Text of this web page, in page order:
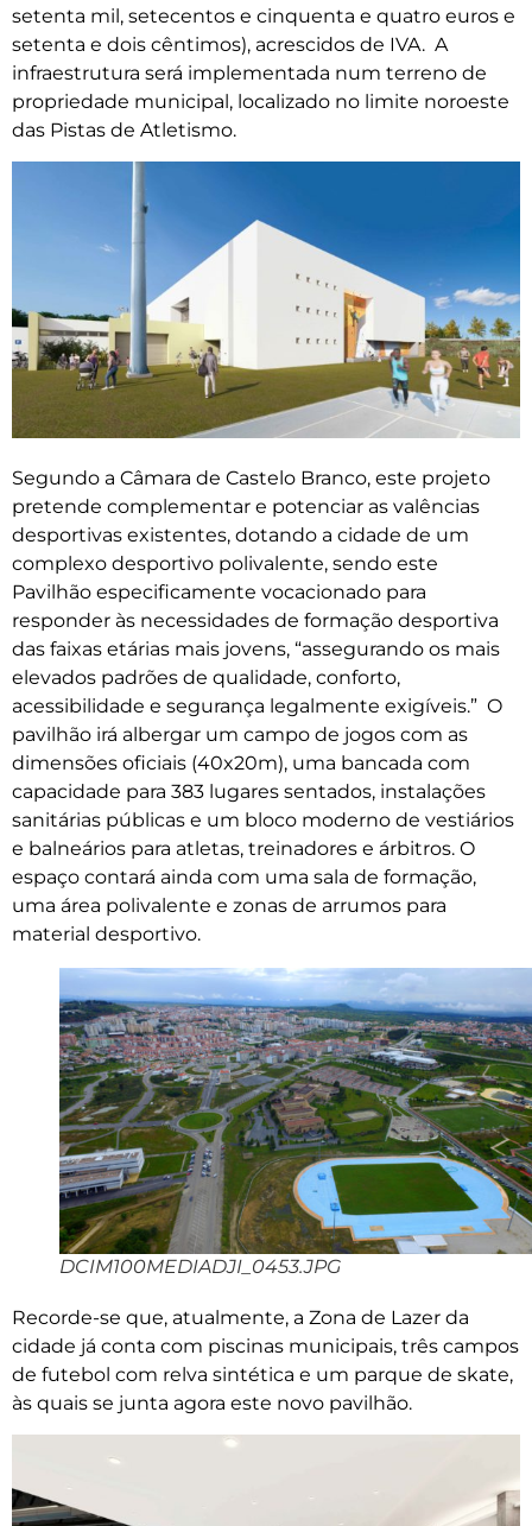
setenta mil, setecentos e cinquenta e quatro euros e
setenta e dois cêntimos), acrescidos de IVA. A
infraestrutura será implementada num terreno de
propriedade municipal, localizado no limite noroeste
das Pistas de Atletismo.
Segundo a Câmara de Castelo Branco, este projeto
pretende complementar e potenciar as valências
desportivas existentes, dotando a cidade de um
complexo desportivo polivalente, sendo este
Pavilhão especificamente vocacionado para
responder às necessidades de formação desportiva
das faixas etárias mais jovens, “assegurando os mais
elevados padrões de qualidade, conforto,
acessibilidade e segurança legalmente exigíveis.” O
pavilhão irá albergar um campo de jogos com as
dimensões oficiais (40x20m), uma bancada com
capacidade para 383 lugares sentados, instalações
sanitárias públicas e um bloco moderno de vestiários
e balneários para atletas, treinadores e árbitros. O
espaço contará ainda com uma sala de formação,
uma área polivalente e zonas de arrumos para
material desportivo.
DCIM100MEDIADJI_0453.JPG
Recorde-se que, atualmente, a Zona de Lazer da
cidade já conta com piscinas municipais, três campos
de futebol com relva sintética e um parque de skate,
às quais se junta agora este novo pavilhão.